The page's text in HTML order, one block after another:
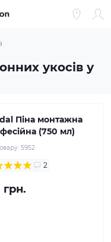
укосів у
Піна монтажна
(750 мл)
5952
2
грн.